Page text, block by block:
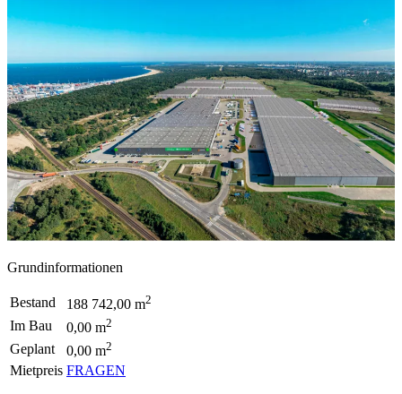
Grundinformationen
Bestand 188 742,00 m2
Im Bau 0,00 m2
Geplant 0,00 m2
Mietpreis FRAGEN